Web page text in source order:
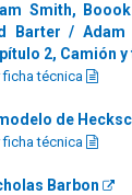
Smith,
Barter / Adam
2, Camión
ficha técnica
de
ficha técnica
Barbon